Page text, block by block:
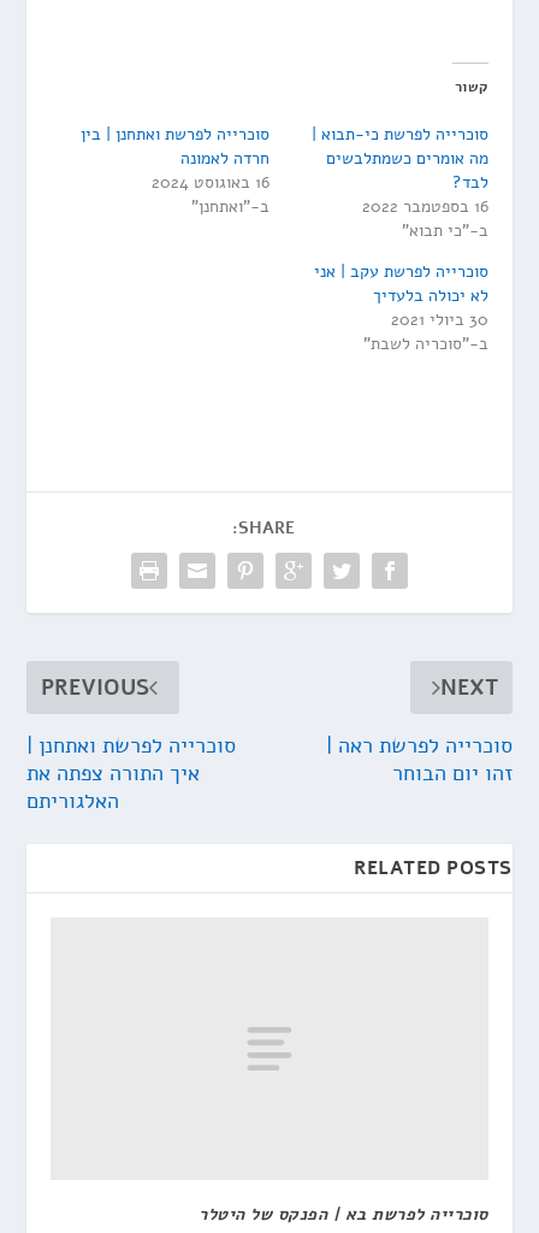
קשור
סוכרייה לפרשת כי-תבוא |
מה אומרים כשמתלבשים
לבד?
16 בספטמבר 2022
ב-"כי תבוא"
סוכרייה לפרשת ואתחנן | בין
חרדה לאמונה
16 באוגוסט 2024
ב-"ואתחנן"
סוכרייה לפרשת עקב | אני
לא יכולה בלעדיך
30 ביולי 2021
ב-"סוכריה לשבת"
SHARE:
PREVIOUS
סוכרייה לפרשת ואתחנן |
איך התורה צפתה את
האלגוריתם
NEXT
סוכרייה לפרשת ראה |
זהו יום הבוחר
RELATED POSTS
סוכרייה לפרשת בא | הפנקס של היטלר